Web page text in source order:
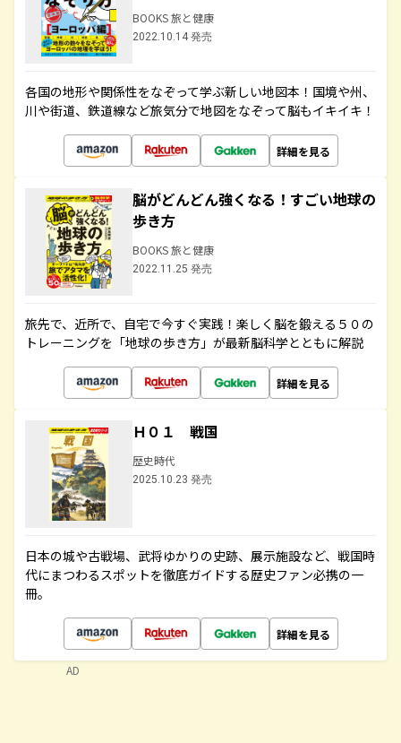
BOOKS 旅と健康
2022.10.14 発売
各国の地形や関係性をなぞって学ぶ新しい地図本！国境や州、
川や街道、鉄道線など旅気分で地図をなぞって脳もイキイキ！
詳細を見る
脳がどんどん強くなる！すごい地球の
歩き方
BOOKS 旅と健康
2022.11.25 発売
旅先で、近所で、自宅で今すぐ実践！楽しく脳を鍛える５０の
トレーニングを「地球の歩き方」が最新脳科学とともに解説
詳細を見る
Ｈ０１ 戦国
歴史時代
2025.10.23 発売
日本の城や古戦場、武将ゆかりの史跡、展示施設など、戦国時
代にまつわるスポットを徹底ガイドする歴史ファン必携の一
冊。
詳細を見る
AD